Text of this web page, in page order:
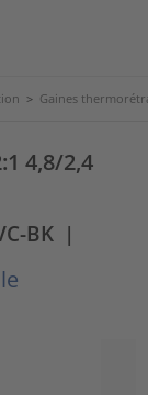
> Gaines
4,8/2,4
BK |